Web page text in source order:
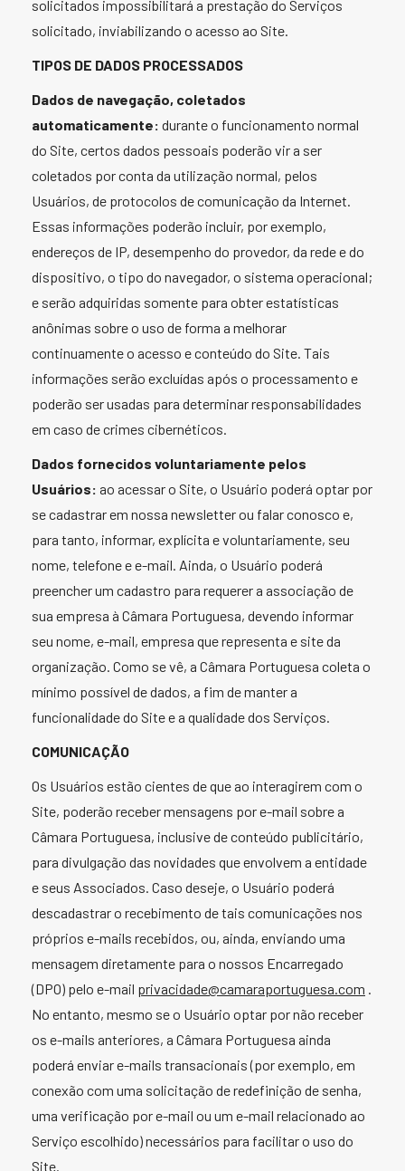
solicitados impossibilitará a prestação do Serviços
solicitado, inviabilizando o acesso ao Site.
TIPOS DE DADOS PROCESSADOS
Dados de navegação, coletados
automaticamente: durante o funcionamento normal
do Site, certos dados pessoais poderão vir a ser
coletados por conta da utilização normal, pelos
Usuários, de protocolos de comunicação da Internet.
Essas informações poderão incluir, por exemplo,
endereços de IP, desempenho do provedor, da rede e do
dispositivo, o tipo do navegador, o sistema operacional;
e serão adquiridas somente para obter estatísticas
anônimas sobre o uso de forma a melhorar
continuamente o acesso e conteúdo do Site. Tais
informações serão excluídas após o processamento e
poderão ser usadas para determinar responsabilidades
em caso de crimes cibernéticos.
Dados fornecidos voluntariamente pelos
Usuários: ao acessar o Site, o Usuário poderá optar por
se cadastrar em nossa newsletter ou falar conosco e,
para tanto, informar, explícita e voluntariamente, seu
nome, telefone e e-mail. Ainda, o Usuário poderá
preencher um cadastro para requerer a associação de
sua empresa à Câmara Portuguesa, devendo informar
seu nome, e-mail, empresa que representa e site da
organização. Como se vê, a Câmara Portuguesa coleta o
mínimo possível de dados, a fim de manter a
funcionalidade do Site e a qualidade dos Serviços.
COMUNICAÇÃO
Os Usuários estão cientes de que ao interagirem com o
Site, poderão receber mensagens por e-mail sobre a
Câmara Portuguesa, inclusive de conteúdo publicitário,
para divulgação das novidades que envolvem a entidade
e seus Associados. Caso deseje, o Usuário poderá
descadastrar o recebimento de tais comunicações nos
próprios e-mails recebidos, ou, ainda, enviando uma
mensagem diretamente para o nossos Encarregado
(DPO) pelo e-mail privacidade@camaraportuguesa.com .
No entanto, mesmo se o Usuário optar por não receber
os e-mails anteriores, a Câmara Portuguesa ainda
poderá enviar e-mails transacionais (por exemplo, em
conexão com uma solicitação de redefinição de senha,
uma verificação por e-mail ou um e-mail relacionado ao
Serviço escolhido) necessários para facilitar o uso do
Site.